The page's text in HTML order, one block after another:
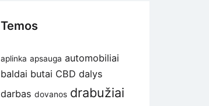
Temos
aplinka apsauga automobiliai
baldai butai CBD dalys
darbas dovanos drabužiai